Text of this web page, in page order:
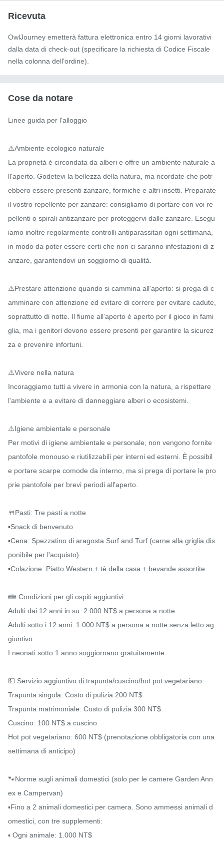
Ricevuta
OwlJourney emetterà fattura elettronica entro 14 giorni lavorativi
dalla data di check-out (specificare la richiesta di Codice Fiscale
nella colonna dell'ordine).
Cose da notare
Linee guida per l'alloggio
⚠️Ambiente ecologico naturale
La proprietà è circondata da alberi e offre un ambiente naturale a
ll'aperto. Godetevi la bellezza della natura, ma ricordate che potr
ebbero essere presenti zanzare, formiche e altri insetti. Preparate
il vostro repellente per zanzare: consigliamo di portare con voi re
pellenti o spirali antizanzare per proteggervi dalle zanzare. Esegu
iamo inoltre regolarmente controlli antiparassitari ogni settimana,
in modo da poter essere certi che non ci saranno infestazioni di z
anzare, garantendovi un soggiorno di qualità.
⚠️Prestare attenzione quando si cammina all'aperto: si prega di c
amminare con attenzione ed evitare di correre per evitare cadute,
soprattutto di notte. Il fiume all'aperto è aperto per il gioco in fami
glia, ma i genitori devono essere presenti per garantire la sicurez
za e prevenire infortuni.
⚠️Vivere nella natura
Incoraggiamo tutti a vivere in armonia con la natura, a rispettare
l'ambiente e a evitare di danneggiare alberi o ecosistemi.
⚠️Igiene ambientale e personale
Per motivi di igiene ambientale e personale, non vengono fornite
pantofole monouso e riutilizzabili per interni ed esterni. È possibil
e portare scarpe comode da interno, ma si prega di portare le pro
prie pantofole per brevi periodi all'aperto.
🍴Pasti: Tre pasti a notte
▪️Snack di benvenuto
▪️Cena: Spezzatino di aragosta Surf and Turf (carne alla griglia dis
ponibile per l'acquisto)
▪️Colazione: Piatto Western + tè della casa + bevande assortite
👪 Condizioni per gli ospiti aggiuntivi:
Adulti dai 12 anni in su: 2.000 NT$ a persona a notte.
Adulti sotto i 12 anni: 1.000 NT$ a persona a notte senza letto ag
giuntivo.
I neonati sotto 1 anno soggiornano gratuitamente.
💵 Servizio aggiuntivo di trapunta/cuscino/hot pot vegetariano:
Trapunta singola: Costo di pulizia 200 NT$
Trapunta matrimoniale: Costo di pulizia 300 NT$
Cuscino: 100 NT$ a cuscino
Hot pot vegetariano: 600 NT$ (prenotazione obbligatoria con una
settimana di anticipo)
🐾Norme sugli animali domestici (solo per le camere Garden Ann
ex e Campervan)
▪️Fino a 2 animali domestici per camera. Sono ammessi animali d
omestici, con tre supplementi:
▪️ Ogni animale: 1.000 NT$